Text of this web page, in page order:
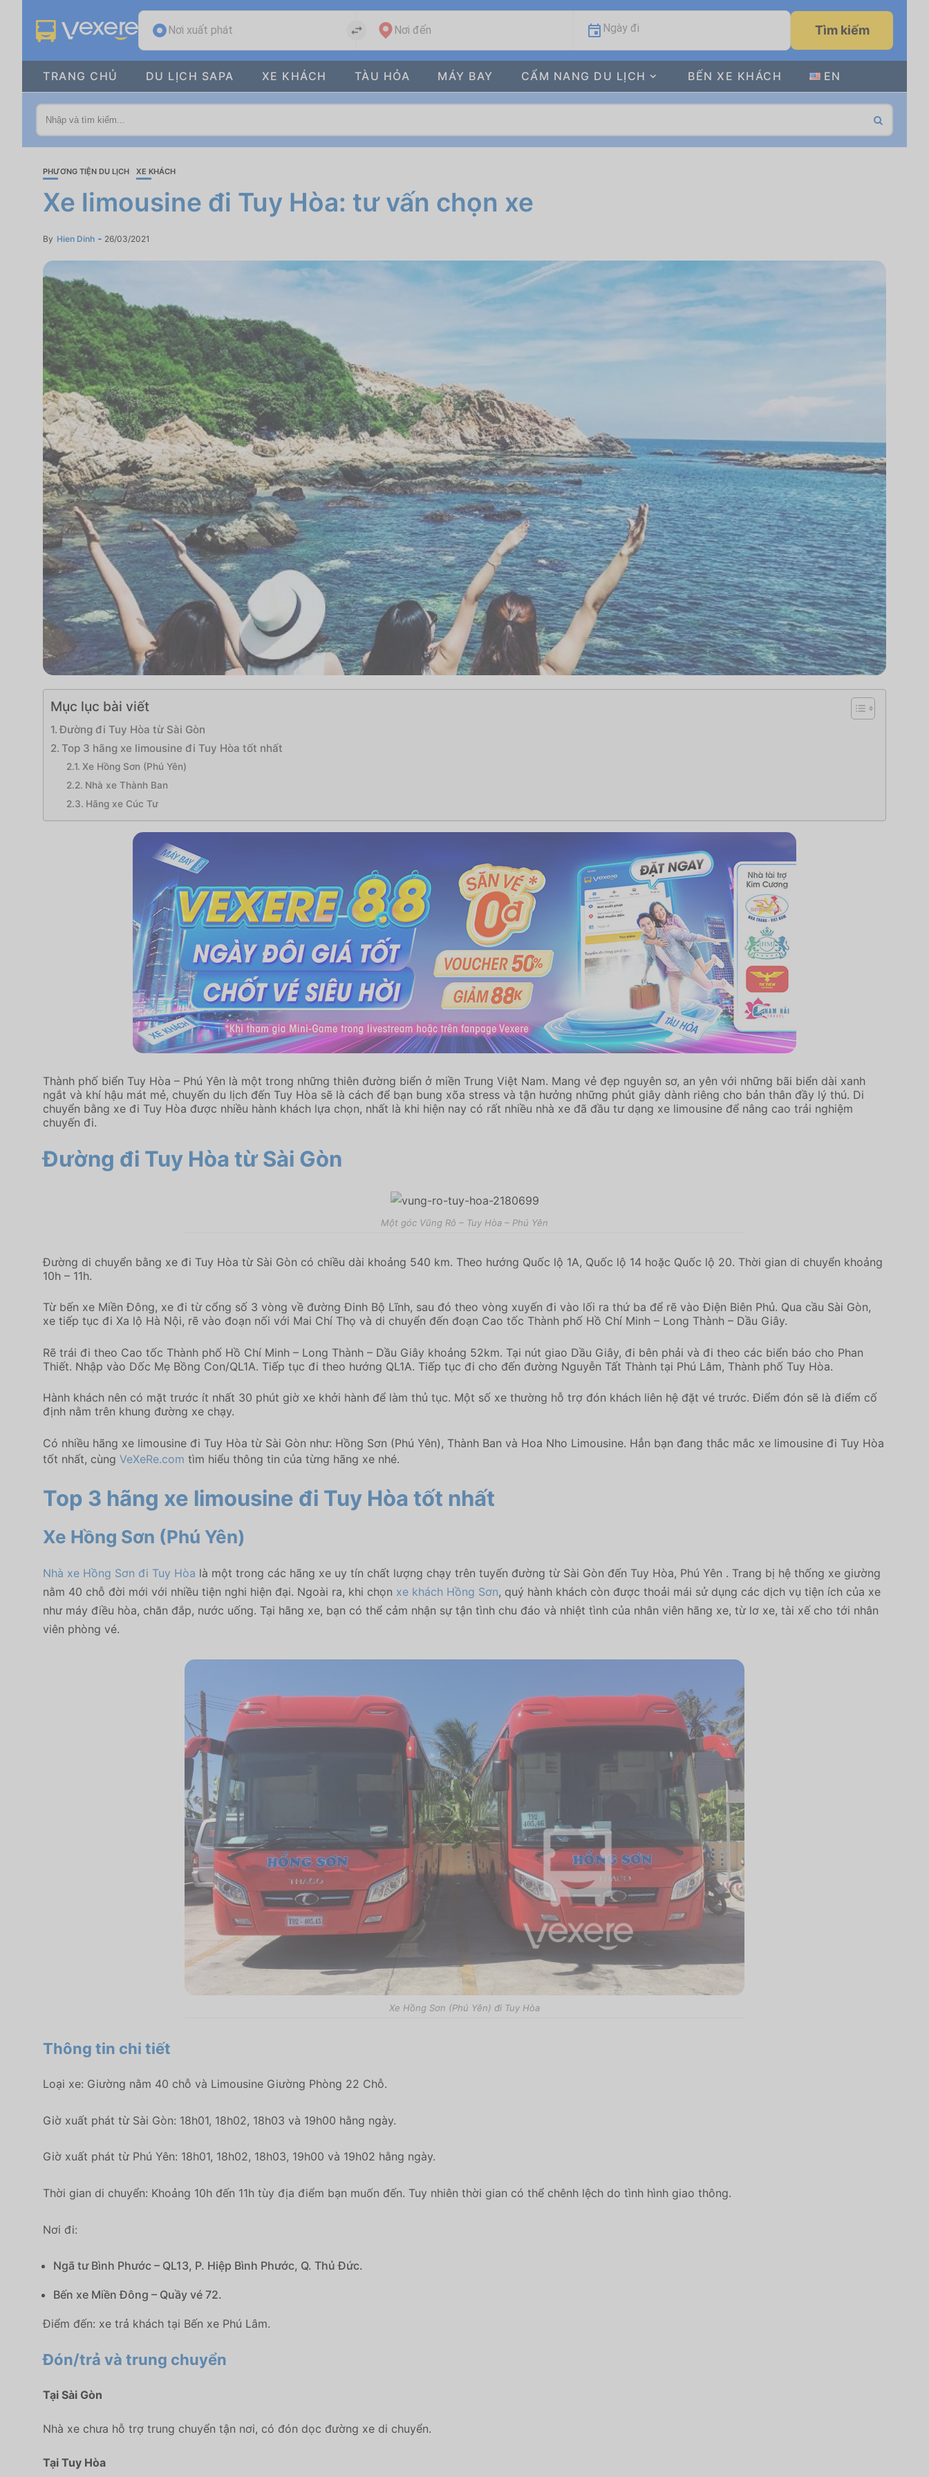
Nơi xuất phát Nơi đến Ngày đi Tìm kiếm
TRANG CHỦ DU LỊCH SAPA XE KHÁCH TÀU HỎA MÁY BAY CẨM NANG DU LỊCH BẾN XE KHÁCH EN
PHƯƠNG TIỆN DU LỊCH XE KHÁCH
Xe limousine đi Tuy Hòa: tư vấn chọn xe
By Hien Dinh 26/03/2021
Mục lục bài viết
Đường đi Tuy Hòa từ Sài Gòn
Top 3 hãng xe limousine đi Tuy Hòa tốt nhất
Xe Hồng Sơn (Phú Yên)
Nhà xe Thành Ban
Hãng xe Cúc Tư
Thành phố biển Tuy Hòa – Phú Yên là một trong những thiên đường biển ở miền Trung Việt Nam. Mang vẻ đẹp nguyên sơ, an yên với những bãi biển dài xanh
ngắt và khí hậu mát mẻ, chuyến du lịch đến Tuy Hòa sẽ là cách để bạn bung xõa stress và tận hưởng những phút giây dành riêng cho bản thân đầy lý thú. Di
chuyển bằng xe đi Tuy Hòa được nhiều hành khách lựa chọn, nhất là khi hiện nay có rất nhiều nhà xe đã đầu tư dạng xe limousine để nâng cao trải nghiệm
chuyến đi.
Đường đi Tuy Hòa từ Sài Gòn
Một góc Vũng Rô – Tuy Hòa – Phú Yên
Đường di chuyển bằng xe đi Tuy Hòa từ Sài Gòn có chiều dài khoảng 540 km. Theo hướng Quốc lộ 1A, Quốc lộ 14 hoặc Quốc lộ 20. Thời gian di chuyển khoảng
10h – 11h.
Từ bến xe Miền Đông, xe đi từ cổng số 3 vòng về đường Đinh Bộ Lĩnh, sau đó theo vòng xuyến đi vào lối ra thứ ba để rẽ vào Điện Biên Phủ. Qua cầu Sài Gòn,
xe tiếp tục đi Xa lộ Hà Nội, rẽ vào đoạn nối với Mai Chí Thọ và di chuyển đến đoạn Cao tốc Thành phố Hồ Chí Minh – Long Thành – Dầu Giây.
Rẽ trái đi theo Cao tốc Thành phố Hồ Chí Minh – Long Thành – Dầu Giây khoảng 52km. Tại nút giao Dầu Giây, đi bên phải và đi theo các biển báo cho Phan
Thiết. Nhập vào Dốc Mẹ Bồng Con/QL1A. Tiếp tục đi theo hướng QL1A. Tiếp tục đi cho đến đường Nguyễn Tất Thành tại Phú Lâm, Thành phố Tuy Hòa.
Hành khách nên có mặt trước ít nhất 30 phút giờ xe khởi hành để làm thủ tục. Một số xe thường hỗ trợ đón khách liên hệ đặt vé trước. Điểm đón sẽ là điểm cố
định nằm trên khung đường xe chạy.
Có nhiều hãng xe limousine đi Tuy Hòa từ Sài Gòn như: Hồng Sơn (Phú Yên), Thành Ban và Hoa Nho Limousine. Hẳn bạn đang thắc mắc xe limousine đi Tuy Hòa
tốt nhất, cùng VeXeRe.com tìm hiểu thông tin của từng hãng xe nhé.
Top 3 hãng xe limousine đi Tuy Hòa tốt nhất
Xe Hồng Sơn (Phú Yên)
Nhà xe Hồng Sơn đi Tuy Hòa là một trong các hãng xe uy tín chất lượng chạy trên tuyến đường từ Sài Gòn đến Tuy Hòa, Phú Yên . Trang bị hệ thống xe giường
nằm 40 chỗ đời mới với nhiều tiện nghi hiện đại. Ngoài ra, khi chọn xe khách Hồng Sơn, quý hành khách còn được thoải mái sử dụng các dịch vụ tiện ích của xe
như máy điều hòa, chăn đắp, nước uống. Tại hãng xe, bạn có thể cảm nhận sự tận tình chu đáo và nhiệt tình của nhân viên hãng xe, từ lơ xe, tài xế cho tới nhân
viên phòng vé.
Xe Hồng Sơn (Phú Yên) đi Tuy Hòa
Thông tin chi tiết
Loại xe: Giường nằm 40 chỗ và Limousine Giường Phòng 22 Chỗ.
Giờ xuất phát từ Sài Gòn: 18h01, 18h02, 18h03 và 19h00 hằng ngày.
Giờ xuất phát từ Phú Yên: 18h01, 18h02, 18h03, 19h00 và 19h02 hằng ngày.
Thời gian di chuyển: Khoảng 10h đến 11h tùy địa điểm bạn muốn đến. Tuy nhiên thời gian có thể chênh lệch do tình hình giao thông.
Nơi đi:
Ngã tư Bình Phước – QL13, P. Hiệp Bình Phước, Q. Thủ Đức.
Bến xe Miền Đông – Quầy vé 72.
Điểm đến: xe trả khách tại Bến xe Phú Lâm.
Đón/trả và trung chuyển
Tại Sài Gòn
Nhà xe chưa hỗ trợ trung chuyển tận nơi, có đón dọc đường xe di chuyển.
Tại Tuy Hòa